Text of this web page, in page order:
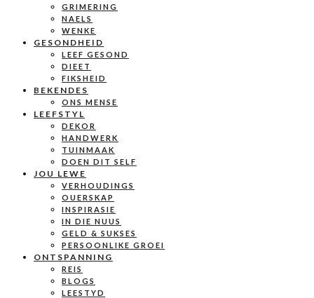
GRIMERING
NAELS
WENKE
GESONDHEID
LEEF GESOND
DIEET
FIKSHEID
BEKENDES
ONS MENSE
LEEFSTYL
DEKOR
HANDWERK
TUINMAAK
DOEN DIT SELF
JOU LEWE
VERHOUDINGS
OUERSKAP
INSPIRASIE
IN DIE NUUS
GELD & SUKSES
PERSOONLIKE GROEI
ONTSPANNING
REIS
BLOGS
LEESTYD